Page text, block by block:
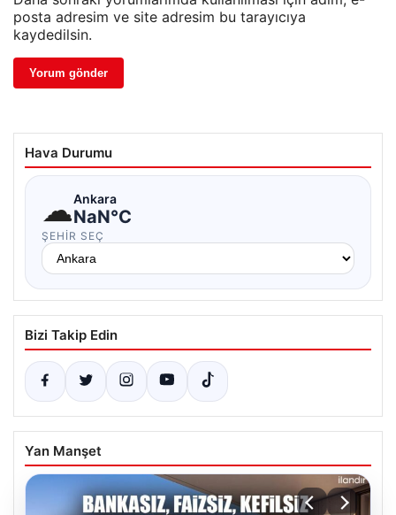
posta adresim ve site adresim bu tarayıcıya
kaydedilsin.
Hava Durumu
☁Ankara
NaN°C
ŞEHIR SEÇ
Bizi Takip Edin
Yan Manşet